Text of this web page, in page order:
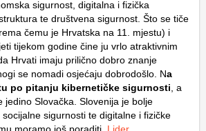
sigurnost, digitalna i fizička
te društvena sigurnost. Što se tiče
čemu je Hrvatska na 11. mjestu) i
tijekom godine čine ju vrlo atraktivnim
Hrvati imaju prilično dobro znanje
se nomadi osjećaju dobrodošlo. Na
po pitanju kibernetičke sigurnosti , a
jedino Slovačka. Slovenija je bolje
sigurnosti te digitalne i fizičke